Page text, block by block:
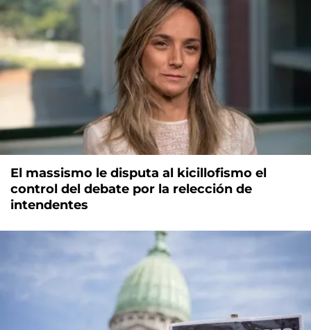
El massismo le disputa al kicillofismo el
control del debate por la relección de
intendentes